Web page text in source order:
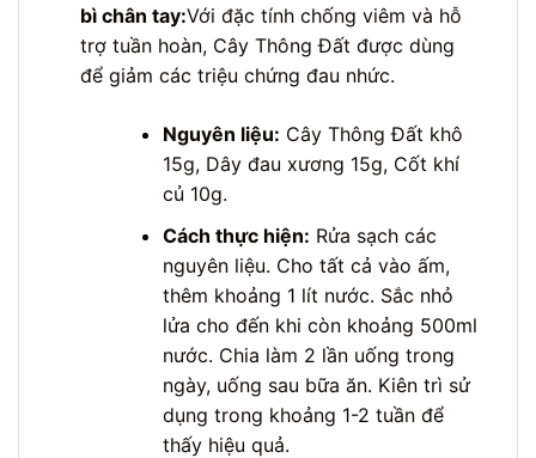
bì chân tay:Với đặc tính chống viêm và hỗ
trợ tuần hoàn, Cây Thông Đất được dùng
để giảm các triệu chứng đau nhức.
Nguyên liệu: Cây Thông Đất khô
15g, Dây đau xương 15g, Cốt khí
củ 10g.
Cách thực hiện: Rửa sạch các
nguyên liệu. Cho tất cả vào ấm,
thêm khoảng 1 lít nước. Sắc nhỏ
lửa cho đến khi còn khoảng 500ml
nước. Chia làm 2 lần uống trong
ngày, uống sau bữa ăn. Kiên trì sử
dụng trong khoảng 1-2 tuần để
thấy hiệu quả.